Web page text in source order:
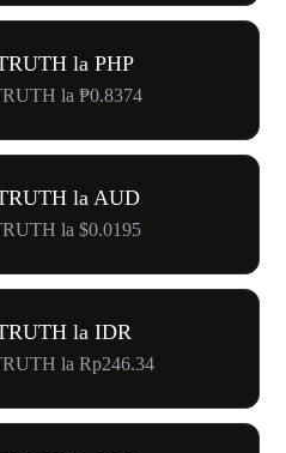
la PHP
la ₱0.8374
la AUD
la $0.0195
la IDR
la Rp246.34